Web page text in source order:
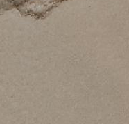
SECADOR DE
Powerlight